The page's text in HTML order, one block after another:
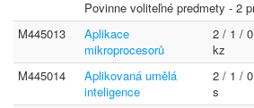
Povinne voliteľné predmety - 2
M445013
Aplikace
mikroprocesorů
2 / 1 / 0
kz
M445014
Aplikovaná umělá
inteligence
2 / 1 / 0
s